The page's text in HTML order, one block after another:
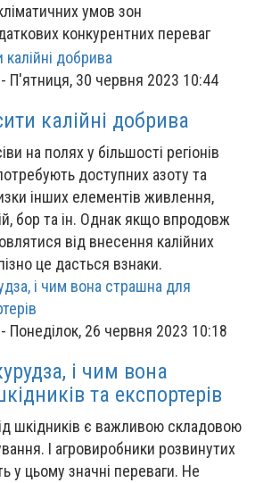
умов зон
конкурентних переваг
- П'ятниця, 30 червня 2023 10:44
калійні добрива
на полях у більшості регіонів
доступних азоту та
інших елементів живлення,
бор та ін. Однак якщо впродовж
від внесення калійних
це дасться взнаки.
- Понеділок, 26 червня 2023 10:18
і чим вона
та експортерів
шкідників є важливою складовою
І агровиробники розвинутих
у цьому значні переваги. Не